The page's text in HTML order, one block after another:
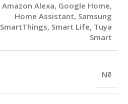
Amazon Alexa, Google Home,
Home Assistant, Samsung
SmartThings, Smart Life, Tuya
Smart
Nē